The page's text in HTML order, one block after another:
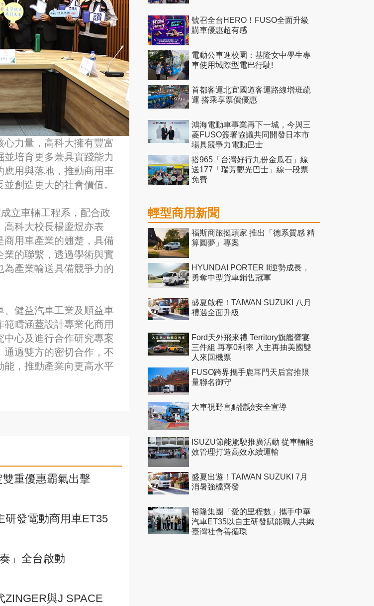
力量，高科大擁有豐富
培育更多兼具實踐能力
用與落地，推動商用車
創造更大的社會價值。
立車輛工程系，配合政
高科大校長楊慶煜亦表
商用車產業的翹楚，具備
的聯繫，透過學術與實
產業輸送具備競爭力的
健益汽車工業及順益車
疇涵蓋設計專業化商用
心及進行合作研究專案
過雙方的密切合作，不
，推動產業向更高水平
重優惠霸氣出擊
研發電動商用車ET35
」全台啟動
ZINGER與J SPACE
號召全台HERO！FUSO全面升級
購車優惠超有感
電動公車進校園：基隆女中學生專
車使用城際型電巴行駛!
首都客運北宜國道客運路線增班疏
運 搭乘享票價優惠
鴻海電動車事業再下一城，今與三
菱FUSO簽署協議共同開發日本市
場具競爭力電動巴士
搭965「台灣好行九份金瓜石」線
送177「瑞芳觀光巴士」線一段票
免費
輕型商用新聞
福斯商旅挺頭家 推出「德系質感 精
算圓夢」專案
HYUNDAI PORTER II逆勢成長，
勇奪中型貨車銷售冠軍
盛夏啟程！TAIWAN SUZUKI 八月
禮遇全面升級
Ford天外飛來禮 Territory旗艦響宴
三件組 再享0利率 入主再抽美國雙
人來回機票
FUSO跨界攜手鹿耳門天后宮推限
量聯名御守
大車視野盲點體驗安全宣導
ISUZU節能駕駛推廣活動 從車輛能
效管理打造高效永續運輸
盛夏出遊！TAIWAN SUZUKI 7月
消暑強檔齊發
裕隆集團「愛的里程數」攜手中華
汽車ET35以自主研發賦能職人共織
臺灣社會善循環